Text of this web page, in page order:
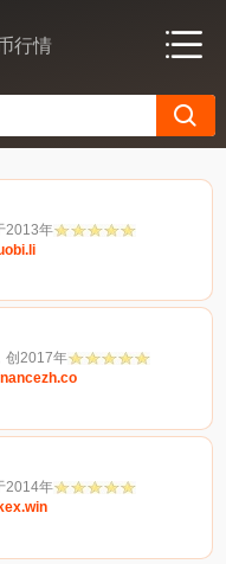
行情
2013年
创2017年
2014年